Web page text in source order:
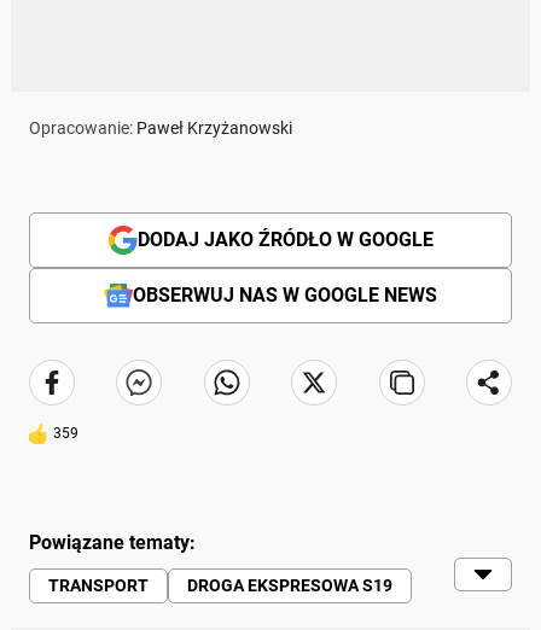
Opracowanie: Paweł Krzyżanowski
DODAJ JAKO ŹRÓDŁO W GOOGLE
OBSERWUJ NAS W GOOGLE NEWS
359
Powiązane tematy:
TRANSPORT
DROGA EKSPRESOWA S19